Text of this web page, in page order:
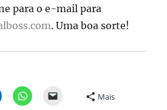
para o e-mail para
. Uma boa sorte!
Mais